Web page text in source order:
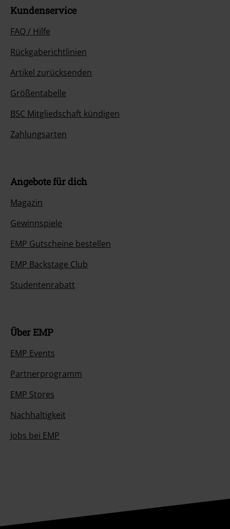
Kundenservice
FAQ / Hilfe
Rückgaberichtlinien
Artikel zurücksenden
Größentabelle
BSC Mitgliedschaft kündigen
Zahlungsarten
Angebote für dich
Magazin
Gewinnspiele
EMP Gutscheine bestellen
EMP Backstage Club
Studentenrabatt
Über EMP
EMP Events
Partnerprogramm
EMP Stores
Nachhaltigkeit
Jobs bei EMP